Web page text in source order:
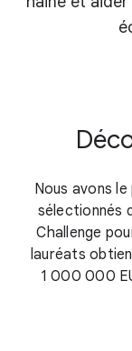
Nous avons
sélectionnés
Challenge
lauréats
1 000 000